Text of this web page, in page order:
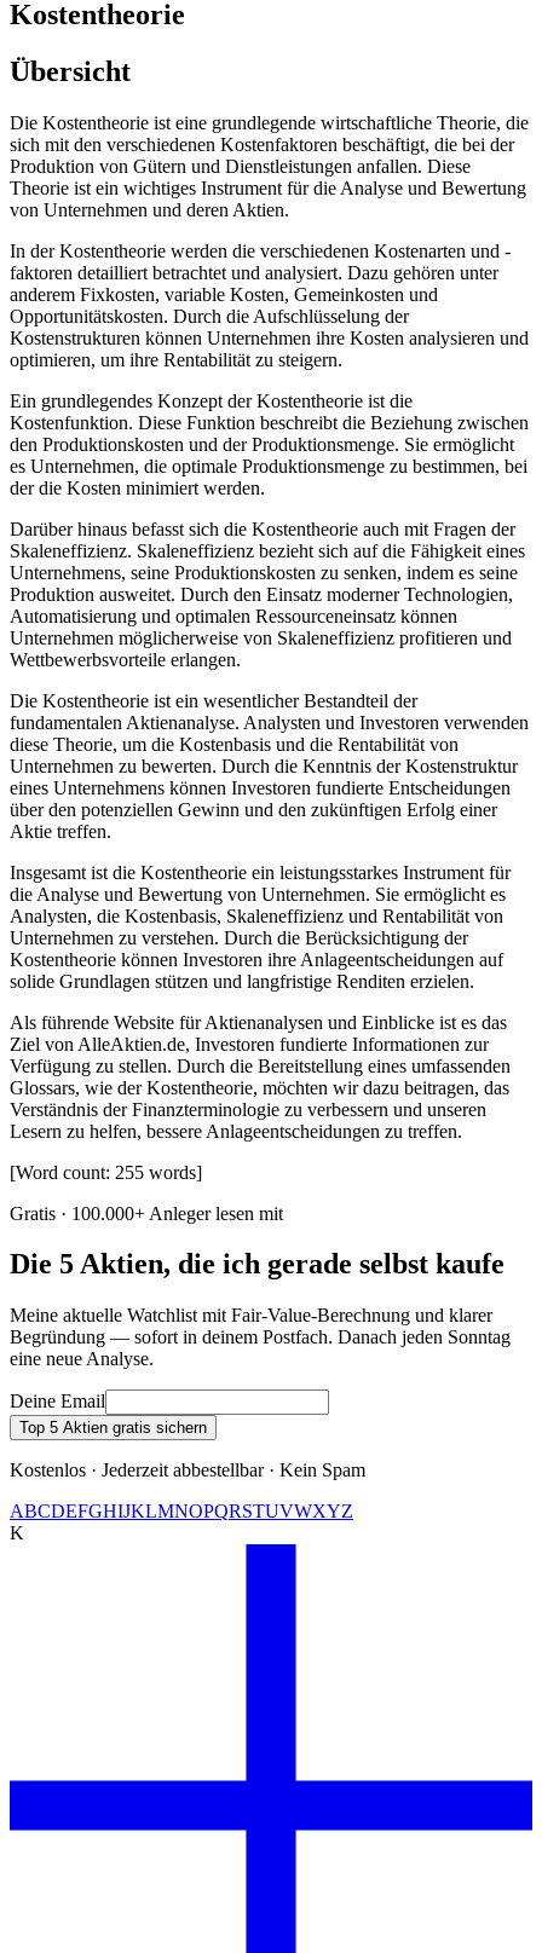
Kostentheorie
Übersicht
Die Kostentheorie ist eine grundlegende wirtschaftliche Theorie, die
sich mit den verschiedenen Kostenfaktoren beschäftigt, die bei der
Produktion von Gütern und Dienstleistungen anfallen. Diese
Theorie ist ein wichtiges Instrument für die Analyse und Bewertung
von Unternehmen und deren Aktien.
In der Kostentheorie werden die verschiedenen Kostenarten und -
faktoren detailliert betrachtet und analysiert. Dazu gehören unter
anderem Fixkosten, variable Kosten, Gemeinkosten und
Opportunitätskosten. Durch die Aufschlüsselung der
Kostenstrukturen können Unternehmen ihre Kosten analysieren und
optimieren, um ihre Rentabilität zu steigern.
Ein grundlegendes Konzept der Kostentheorie ist die
Kostenfunktion. Diese Funktion beschreibt die Beziehung zwischen
den Produktionskosten und der Produktionsmenge. Sie ermöglicht
es Unternehmen, die optimale Produktionsmenge zu bestimmen, bei
der die Kosten minimiert werden.
Darüber hinaus befasst sich die Kostentheorie auch mit Fragen der
Skaleneffizienz. Skaleneffizienz bezieht sich auf die Fähigkeit eines
Unternehmens, seine Produktionskosten zu senken, indem es seine
Produktion ausweitet. Durch den Einsatz moderner Technologien,
Automatisierung und optimalen Ressourceneinsatz können
Unternehmen möglicherweise von Skaleneffizienz profitieren und
Wettbewerbsvorteile erlangen.
Die Kostentheorie ist ein wesentlicher Bestandteil der
fundamentalen Aktienanalyse. Analysten und Investoren verwenden
diese Theorie, um die Kostenbasis und die Rentabilität von
Unternehmen zu bewerten. Durch die Kenntnis der Kostenstruktur
eines Unternehmens können Investoren fundierte Entscheidungen
über den potenziellen Gewinn und den zukünftigen Erfolg einer
Aktie treffen.
Insgesamt ist die Kostentheorie ein leistungsstarkes Instrument für
die Analyse und Bewertung von Unternehmen. Sie ermöglicht es
Analysten, die Kostenbasis, Skaleneffizienz und Rentabilität von
Unternehmen zu verstehen. Durch die Berücksichtigung der
Kostentheorie können Investoren ihre Anlageentscheidungen auf
solide Grundlagen stützen und langfristige Renditen erzielen.
Als führende Website für Aktienanalysen und Einblicke ist es das
Ziel von AlleAktien.de, Investoren fundierte Informationen zur
Verfügung zu stellen. Durch die Bereitstellung eines umfassenden
Glossars, wie der Kostentheorie, möchten wir dazu beitragen, das
Verständnis der Finanzterminologie zu verbessern und unseren
Lesern zu helfen, bessere Anlageentscheidungen zu treffen.
[Word count: 255 words]
Gratis · 100.000+ Anleger lesen mit
Die 5 Aktien, die ich gerade selbst kaufe
Meine aktuelle Watchlist mit Fair-Value-Berechnung und klarer
Begründung — sofort in deinem Postfach. Danach jeden Sonntag
eine neue Analyse.
Deine Email
Top 5 Aktien gratis sichern
Kostenlos · Jederzeit abbestellbar · Kein Spam
ABCDEFGHIJKLMNOPQRSTUVWXYZ
K